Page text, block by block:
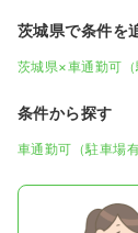
茨城県で条件を
茨城県×車通勤可（
条件から探す
車通勤可（駐車場有